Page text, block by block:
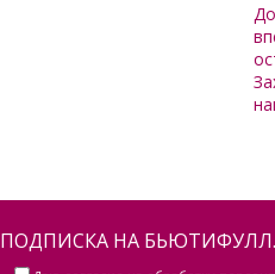
ПОДПИСКА НА